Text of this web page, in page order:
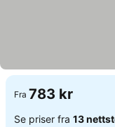
Fra 783 kr
Se priser fra 13